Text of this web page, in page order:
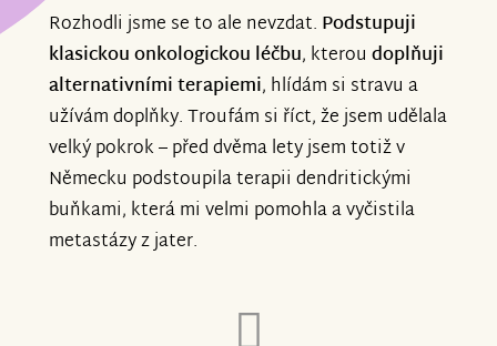
Rozhodli jsme se to ale nevzdat. Podstupuji
klasickou onkologickou léčbu, kterou doplňuji
alternativními terapiemi, hlídám si stravu a
užívám doplňky. Troufám si říct, že jsem udělala
velký pokrok – před dvěma lety jsem totiž v
Německu podstoupila terapii dendritickými
buňkami, která mi velmi pomohla a vyčistila
metastázy z jater.